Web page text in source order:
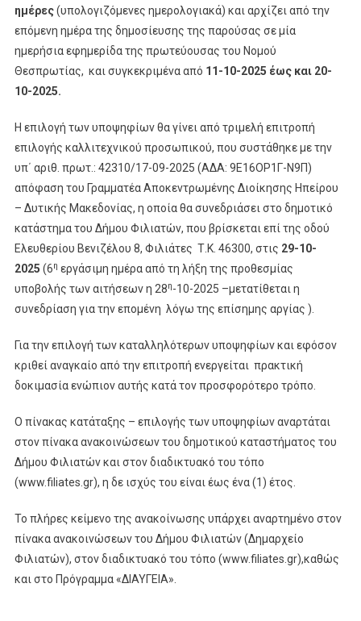
ημέρες(υπολογιζόμενες ημερολογιακά) και αρχίζει από την
επόμενη ημέρα της δημοσίευσης της παρούσας σε µία
ημερήσια εφημερίδα της πρωτεύουσας του Νομού
Θεσπρωτίας, και συγκεκριμένα από 11-10-2025 έως και 20-
10-2025.
Η επιλογή των υποψηφίων θα γίνει από τριμελή επιτροπή
επιλογής καλλιτεχνικού προσωπικού, που συστάθηκε µε την
υπ΄ αριθ. πρωτ.: 42310/17-09-2025 (ΑΔΑ: 9Ε16ΟΡ1Γ-Ν9Π)
απόφαση του Γραμματέα Αποκεντρωμένης Διοίκησης Ηπείρου
– Δυτικής Μακεδονίας, η οποία θα συνεδριάσει στο δημοτικό
κατάστημα του Δήμου Φιλιατών, που βρίσκεται επί της οδού
Ελευθερίου Βενιζέλου 8, Φιλιάτες Τ.Κ. 46300, στις 29-10-
2025 (6η εργάσιμη ημέρα από τη λήξη της προθεσμίας
υποβολής των αιτήσεων η 28η-10-2025 –μετατίθεται η
συνεδρίαση για την επομένη λόγω της επίσημης αργίας ).
Για την επιλογή των καταλληλότερων υποψηφίων και εφόσον
κριθεί αναγκαίο από την επιτροπή ενεργείται πρακτική
δοκιμασία ενώπιον αυτής κατά τον προσφορότερο τρόπο.
Ο πίνακας κατάταξης – επιλογής των υποψηφίων αναρτάται
στον πίνακα ανακοινώσεων του δημοτικού καταστήματος του
Δήμου Φιλιατών και στον διαδικτυακό του τόπο
(www.filiates.gr), η δε ισχύς του είναι έως ένα (1) έτος.
Το πλήρες κείμενο της ανακοίνωσης υπάρχει αναρτημένο στον
πίνακα ανακοινώσεων του Δήμου Φιλιατών (Δημαρχείο
Φιλιατών), στον διαδικτυακό του τόπο (www.filiates.gr),καθώς
και στο Πρόγραμμα «ΔΙΑΥΓΕΙΑ».